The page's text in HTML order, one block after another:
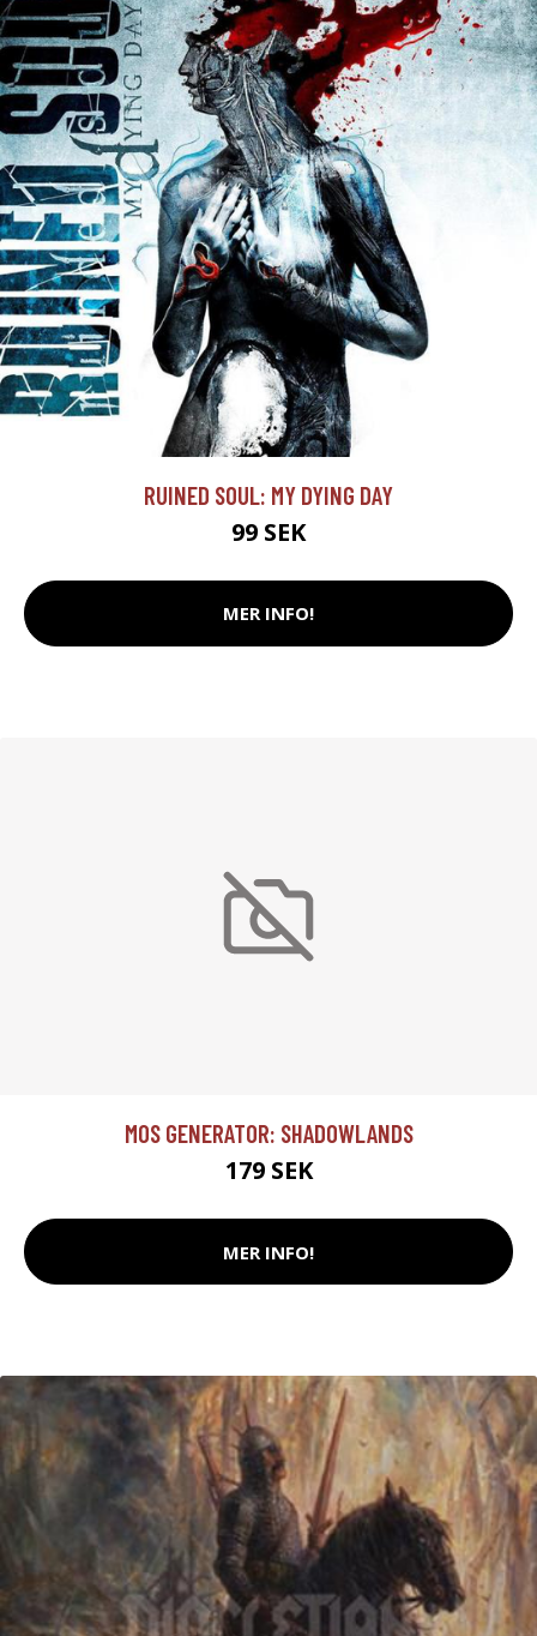
RUINED SOUL: MY DYING DAY
99 SEK
MER INFO!
MOS GENERATOR: SHADOWLANDS
179 SEK
MER INFO!